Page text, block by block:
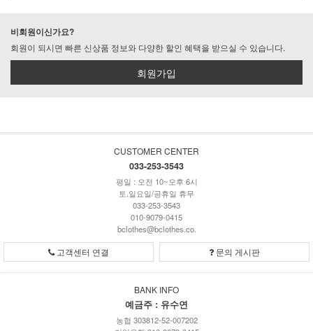
비회원이신가요?
회원이 되시면 빠른 신상품 정보와 다양한 할인 혜택을 받으실 수 있습니다.
회원가입
CUSTOMER CENTER
033-253-3543
평일 : 오전 10~오후 6시
토,일요일/공휴일 휴무
033-253-3543
010-9079-0415
bclothes@bclothes.co.
고객센터 연결 문의 게시판
BANK INFO
예금주 : 유수연
농협 303812-52-007202